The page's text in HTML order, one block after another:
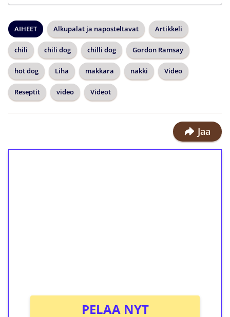
AIHEET Alkupalat ja naposteltavat Artikkeli
chili chili dog chilli dog Gordon Ramsay
hot dog Liha makkara nakki Video
Reseptit video Videot
Jaa
PELAA NYT